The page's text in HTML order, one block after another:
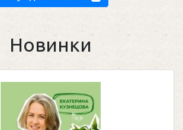
Новинки